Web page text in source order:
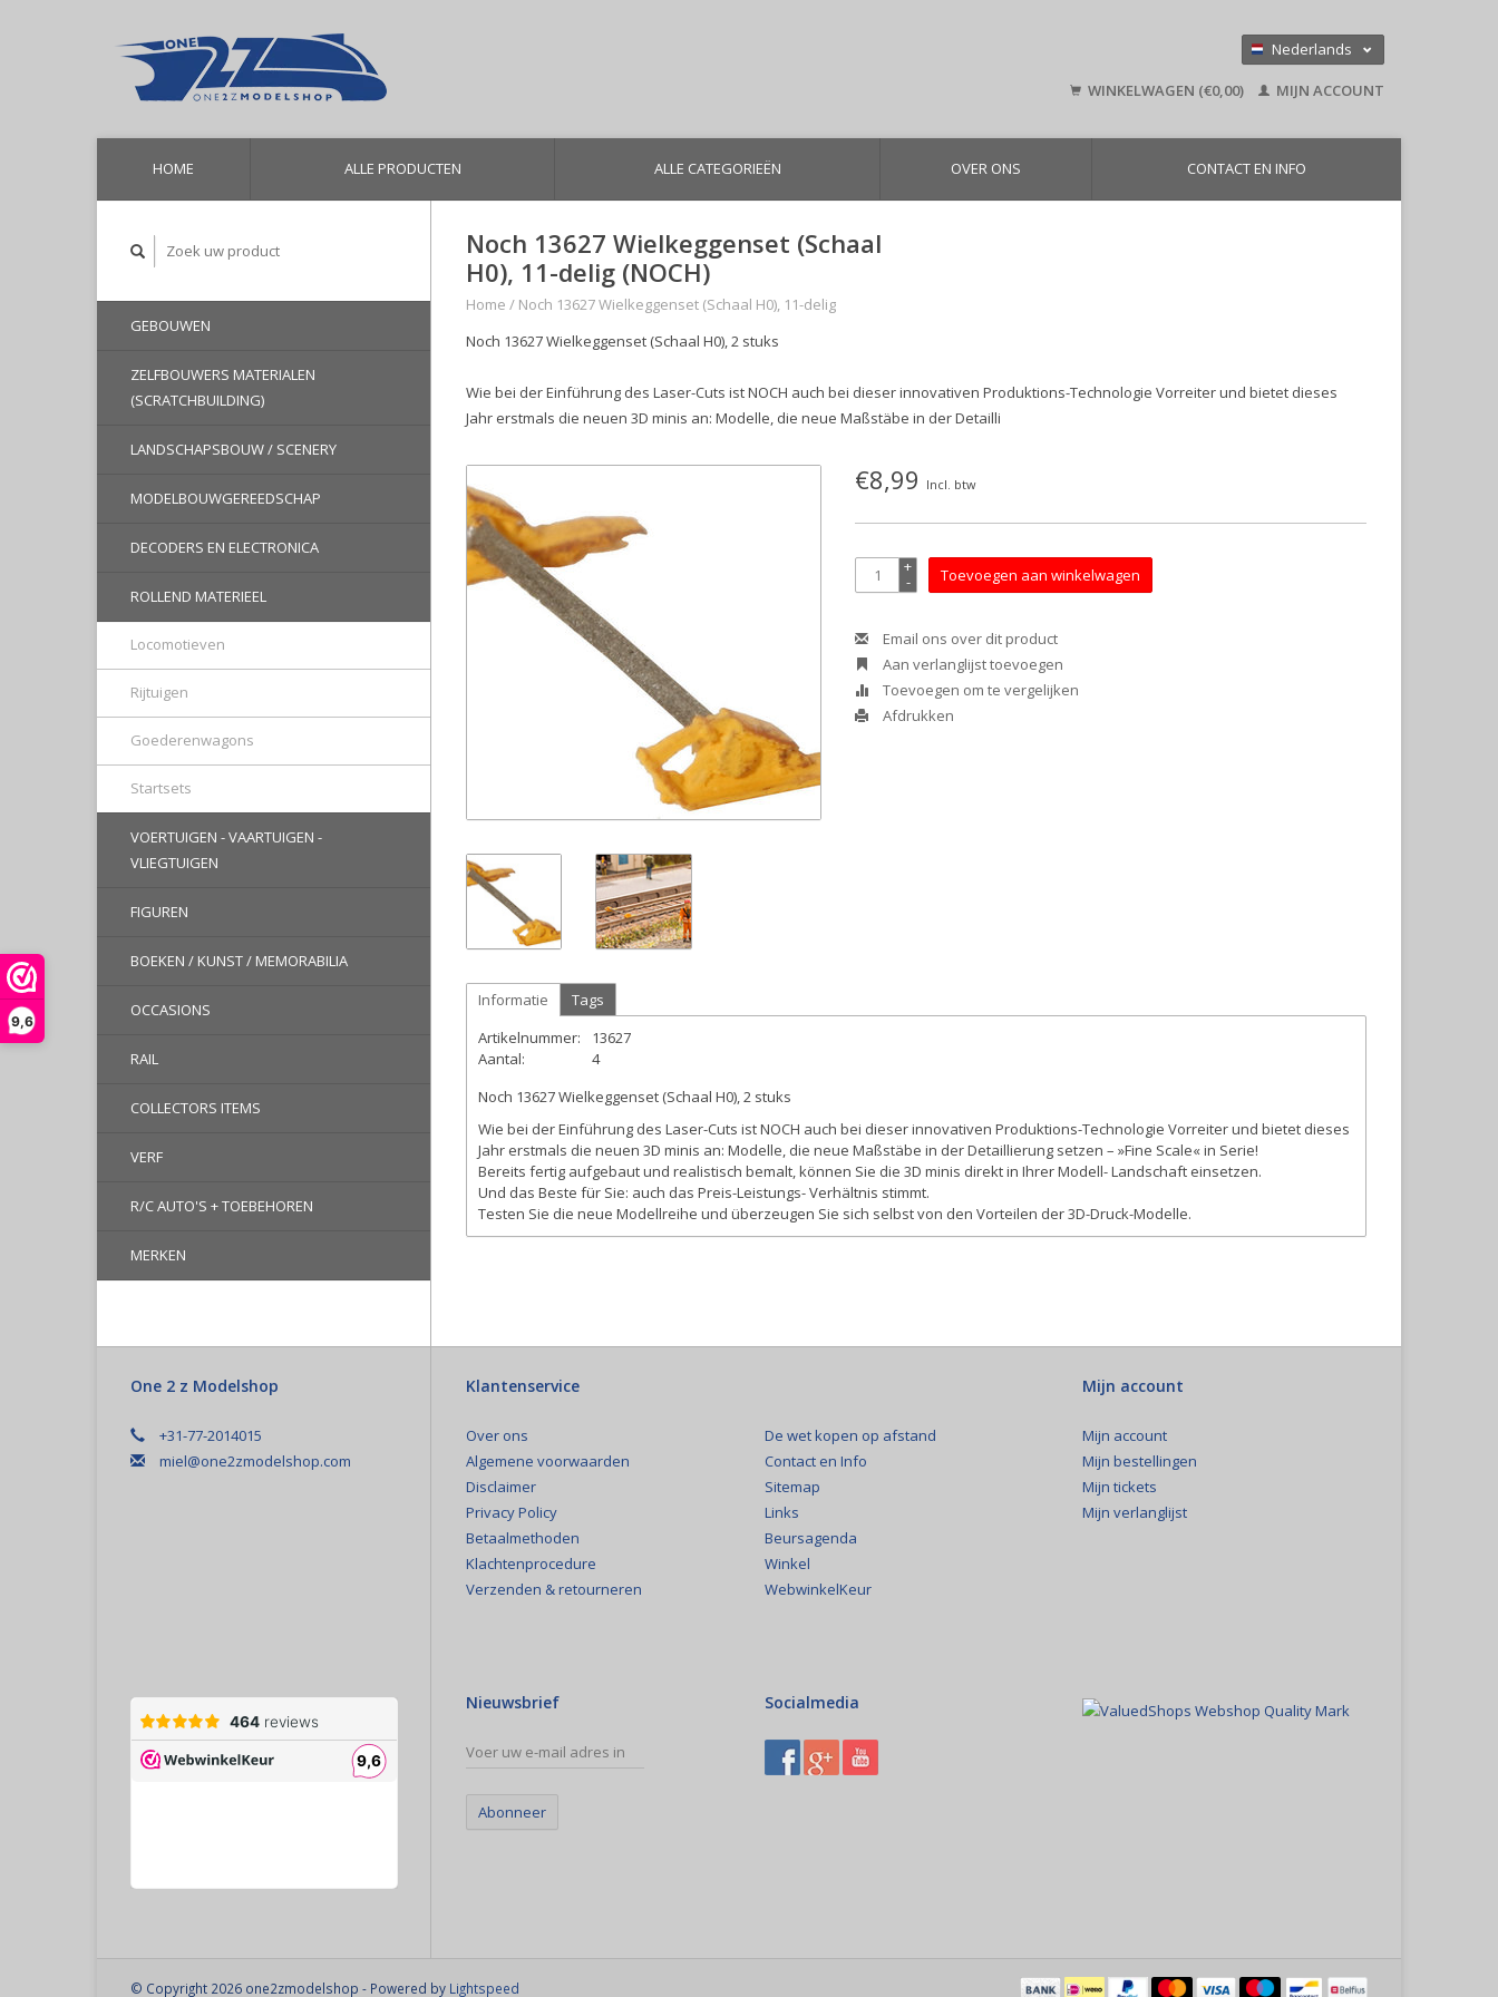
9,6
Nederlands
English
WINKELWAGEN (€0,00) MIJN ACCOUNT
HOME ALLE PRODUCTEN ALLE CATEGORIEËN OVER ONS CONTACT EN INFO
GEBOUWEN
ZELFBOUWERS MATERIALEN
(SCRATCHBUILDING)
LANDSCHAPSBOUW / SCENERY
MODELBOUWGEREEDSCHAP
DECODERS EN ELECTRONICA
ROLLEND MATERIEEL
Locomotieven
Rijtuigen
Goederenwagons
Startsets
VOERTUIGEN - VAARTUIGEN -
VLIEGTUIGEN
FIGUREN
BOEKEN / KUNST / MEMORABILIA
OCCASIONS
RAIL
COLLECTORS ITEMS
VERF
R/C AUTO'S + TOEBEHOREN
MERKEN
Noch 13627 Wielkeggenset (Schaal
H0), 11-delig (NOCH)
Home / Noch 13627 Wielkeggenset (Schaal H0), 11-delig
Noch 13627 Wielkeggenset (Schaal H0), 2 stuks
Wie bei der Einführung des Laser-Cuts ist NOCH auch bei dieser innovativen Produktions-Technologie Vorreiter und bietet dieses
Jahr erstmals die neuen 3D minis an: Modelle, die neue Maßstäbe in der Detailli
€8,99 Incl. btw
+
- Toevoegen aan winkelwagen
Email ons over dit product
Aan verlanglijst toevoegen
Toevoegen om te vergelijken
Afdrukken
Informatie
Tags
Artikelnummer:
13627
Aantal:
4
Noch 13627 Wielkeggenset (Schaal H0), 2 stuks
Wie bei der Einführung des Laser-Cuts ist NOCH auch bei dieser innovativen Produktions-Technologie Vorreiter und bietet dieses
Jahr erstmals die neuen 3D minis an: Modelle, die neue Maßstäbe in der Detaillierung setzen – »Fine Scale« in Serie!
Bereits fertig aufgebaut und realistisch bemalt, können Sie die 3D minis direkt in Ihrer Modell- Landschaft einsetzen.
Und das Beste für Sie: auch das Preis-Leistungs- Verhältnis stimmt.
Testen Sie die neue Modellreihe und überzeugen Sie sich selbst von den Vorteilen der 3D-Druck-Modelle.
One 2 z Modelshop
+31-77-2014015
miel@one2zmodelshop.com
Klantenservice
Over ons
Algemene voorwaarden
Disclaimer
Privacy Policy
Betaalmethoden
Klachtenprocedure
Verzenden & retourneren
De wet kopen op afstand
Contact en Info
Sitemap
Links
Beursagenda
Winkel
WebwinkelKeur
Mijn account
Mijn account
Mijn bestellingen
Mijn tickets
Mijn verlanglijst
Nieuwsbrief
Abonneer
Socialmedia
© Copyright 2026 one2zmodelshop - Powered by Lightspeed